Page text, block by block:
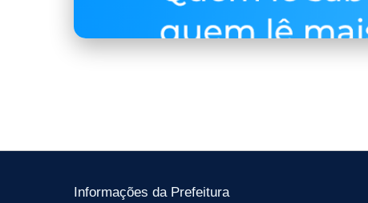
Informações da Prefeitura